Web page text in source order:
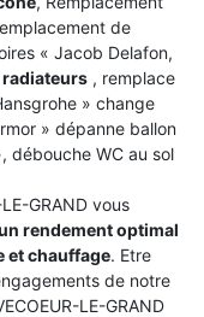
de
« Jacob Delafon,
, remplace
» change
» dépanne ballon
débouche WC au sol
GRAND vous
rendement optimal
et chauffage. Etre
de notre
LE-GRAND